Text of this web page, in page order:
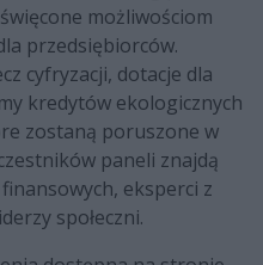
możliwościom
przedsiębiorców.
cyfryzacji, dotacje dla
kredytów ekologicznych
zostaną poruszone w
paneli znajdą
eksperci z
społeczni.